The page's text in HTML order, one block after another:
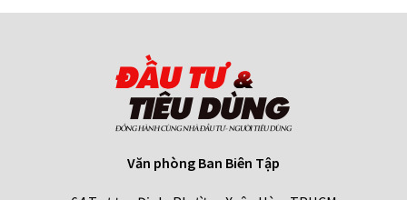
Văn phòng Ban Biên Tập